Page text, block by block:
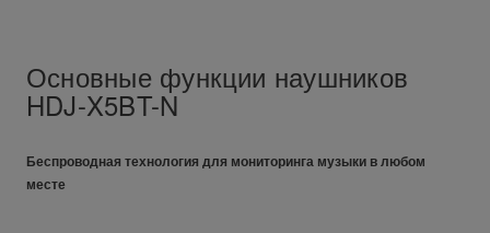
Основные функции наушников
HDJ-X5BT-N
Беспроводная технология для мониторинга музыки в любом
месте